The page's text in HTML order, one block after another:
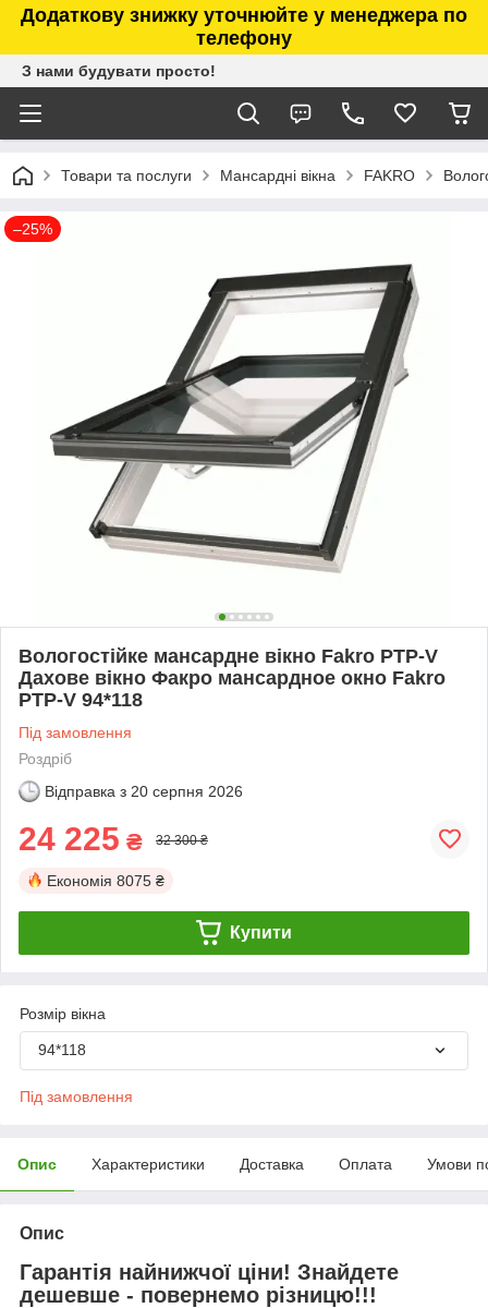
Додаткову знижку уточнюйте у менеджера по
телефону
З нами будувати просто!
Товари та послуги Мансардні вікна FAKRO
–25%
Вологостійке мансардне вікно Fakro PTP-V
Дахове вікно Факро мансардное окно Fakro
PTP-V 94*118
Під замовлення
Роздріб
Відправка з 20 серпня 2026
24 225 ₴ 32 300 ₴
Економія 8075 ₴
Купити
Розмір вікна
94*118
Під замовлення
Опис Характеристики Доставка Оплата Умови
Опис
Гарантія найнижчої ціни! Знайдете
дешевше - повернемо різницю!!!